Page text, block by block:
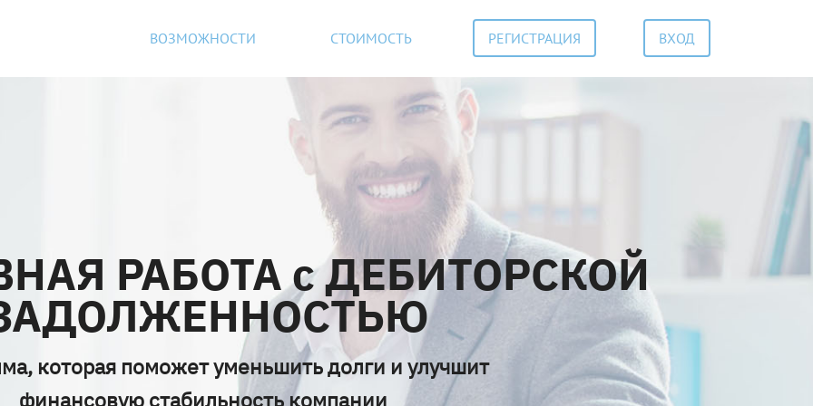
счетов на оплату – удобно, быстро и просто.
ВОЗМОЖНОСТИ СТОИМОСТЬ РЕГИСТРАЦИЯ ВХОД
РАБОТА с ДЕБИТОРСКОЙ
которая поможет уменьшить долги и улучшит
финансовую стабильность компании